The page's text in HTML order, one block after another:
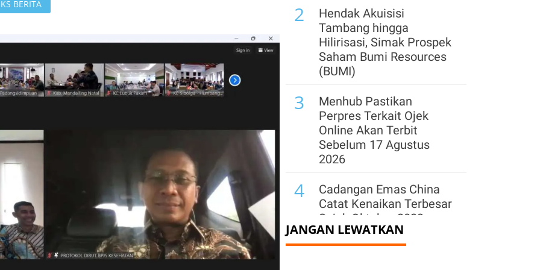
BERITA 2
Hendak Akuisisi
Tambang hingga
Hilirisasi, Simak Prospek
Saham Bumi Resources
(BUMI)
3
Menhub Pastikan
Perpres Terkait Ojek
Online Akan Terbit
Sebelum 17 Agustus
2026
4
Cadangan Emas China
Catat Kenaikan Terbesar
Sejak Oktober 2023,
Capai 76,08 Juta Ons
JANGAN LEWATKAN